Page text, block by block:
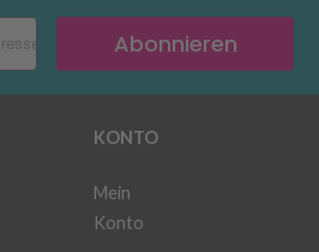
Abonnieren
KONTO
Mein
Konto